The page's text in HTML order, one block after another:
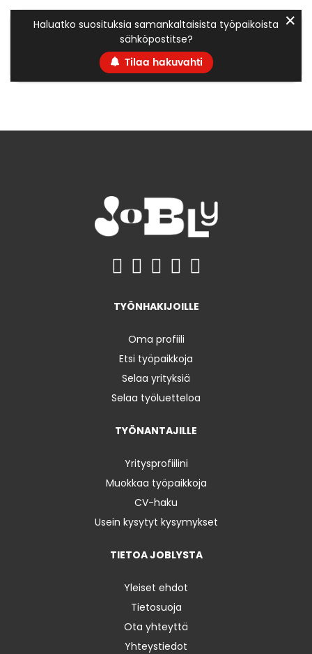
Haluatko suosituksia samankaltaisista työpaikoista
sähköpostitse?
Tilaa hakuvahti
✕
TYÖNHAKIJOILLE
Oma profiili
Etsi työpaikkoja
Selaa yrityksiä
Selaa työluetteloa
TYÖNANTAJILLE
Yritysprofiilini
Muokkaa työpaikkoja
CV-haku
Usein kysytyt kysymykset
TIETOA JOBLYSTA
Yleiset ehdot
Tietosuoja
Ota yhteyttä
Yhteystiedot